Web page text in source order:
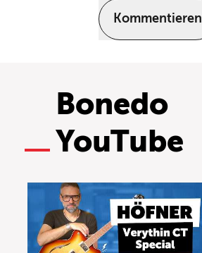
Kommentieren
Bonedo
YouTube